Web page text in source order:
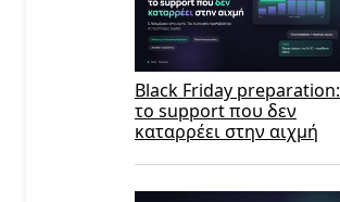
Black Friday preparation:
το support που δεν
καταρρέει στην αιχμή